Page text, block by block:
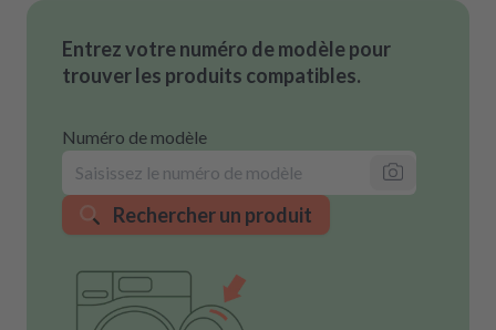
Entrez votre numéro de modèle pour
trouver les produits compatibles.
Numéro de modèle
Rechercher un produit